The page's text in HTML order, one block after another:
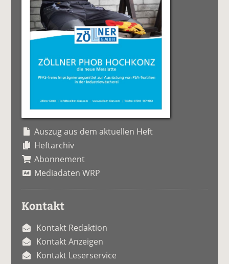
Auszug aus dem aktuellen Heft
Heftarchiv
Abonnement
Mediadaten WRP
Kontakt
Kontakt Redaktion
Kontakt Anzeigen
Kontakt Leserservice